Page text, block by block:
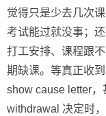
觉得只是少去几次
考试能过就没事；
打工安排、课程跟
期缺课。等真正收
show cause letter，
withdrawal 决定时